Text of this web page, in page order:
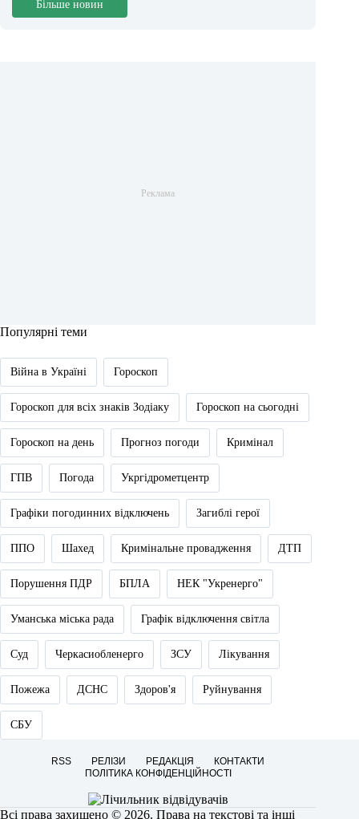
Більше новин
Популярні теми
Війна в Україні Гороскоп
Гороскоп для всіх знаків Зодіаку Гороскоп на сьогодні
Гороскоп на день Прогноз погоди Кримінал
ГПВ Погода Укргідрометцентр
Графіки погодинних відключень Загиблі герої
ППО Шахед Кримінальне провадження ДТП
Порушення ПДР БПЛА НЕК "Укренерго"
Уманська міська рада Графік відключення світла
Суд Черкасиобленерго ЗСУ Лікування
Пожежа ДСНС Здоров'я Руйнування
СБУ
RSS РЕЛІЗИ РЕДАКЦІЯ
КОНТАКТИ
ПОЛІТИКА КОНФІДЕНЦІЙНОСТІ
Всі права захищено © 2026. Права на текстові та інші